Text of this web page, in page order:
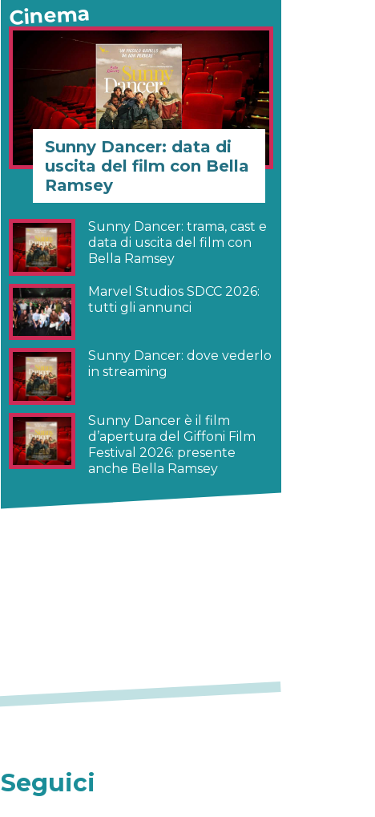
Cinema
Sunny Dancer: data di
uscita del film con Bella
Ramsey
Sunny Dancer: trama, cast e
data di uscita del film con
Bella Ramsey
Marvel Studios SDCC 2026:
tutti gli annunci
Sunny Dancer: dove vederlo
in streaming
Sunny Dancer è il film
d’apertura del Giffoni Film
Festival 2026: presente
anche Bella Ramsey
Seguici